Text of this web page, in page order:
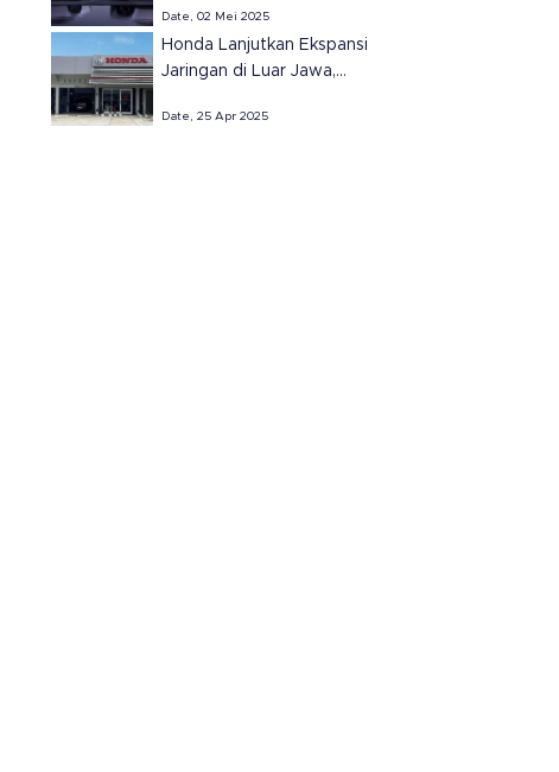
Date, 02 Mei 2025
Honda Lanjutkan Ekspansi
Jaringan di Luar Jawa,
di Sumatera Selatan
Date, 25 Apr 2025